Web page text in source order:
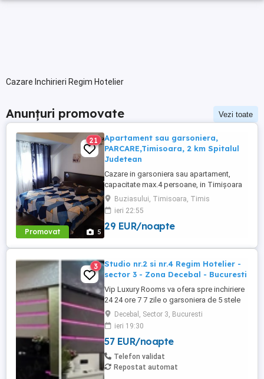
Cazare Inchirieri Regim Hotelier
Anunțuri promovate Vezi toate
Promovat 5
21
Apartament sau garsoniera,
PARCARE,Timisoara, 2 km Spitalul
Judetean
Cazare in garsoniera sau apartament,
capacitate max.4 persoane, in Timișoara
la 2 km de Spitalul Judetean. (la doua
strazi)de zona Calea Buziasului
Lic.Electrotimis si la 2 km de Mosnita
Noua Centura. PARCARE. Situat la et.1 al
+wifi , frigider, mașină spălat, ...
Buziasului, Timisoara, Timis
ieri 22:55
29 EUR/noapte
3
Studio nr.2 si nr.4 Regim Hotelier -
sector 3 - Zona Decebal - Bucuresti
Vip Luxury Rooms va ofera spre inchiriere
24 24 ore 7 7 zile o garsoniera de 5 stele
Luxoase cu un desing unic si deosebit in
Sector 3 Bucuresti . Garsoniera se alfa in
Complex Rezidential Nou . Monitorizare
Video in Complex ( de la Politia Locala
Sector 3 ) Aceasta garsoniera are
suprafata de 35mp ...
Decebal, Sector 3, Bucuresti
ieri 19:30
57 EUR/noapte
Telefon validat
Repostat automat